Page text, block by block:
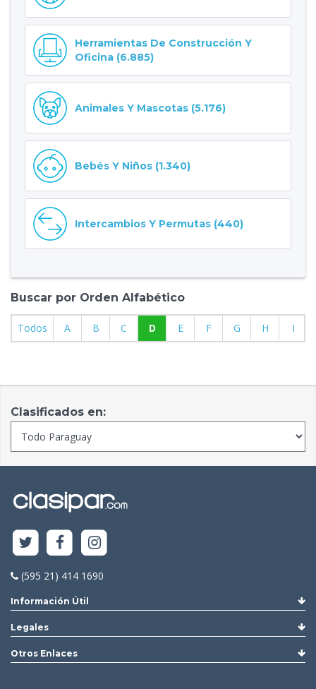
Herramientas De Construcción Y
Oficina (6.885)
Animales Y Mascotas (5.176)
Bebés Y Niños (1.340)
Intercambios Y Permutas (440)
Buscar por Orden Alfabético
Todos A B C D E F G H I
Clasificados en:
(595 21) 414 1690
Información Útil
Legales
Otros Enlaces